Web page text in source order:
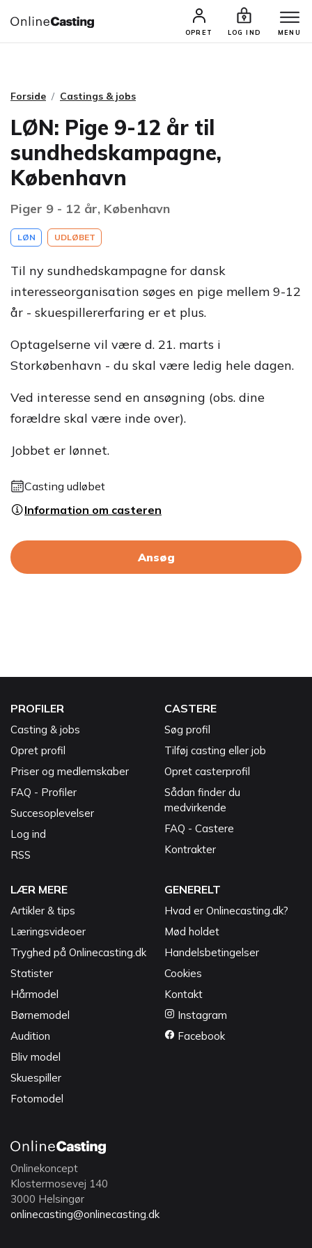
OPRET LOG IND MENU
CASTINGS & JOBS SØG PROFIL
Forside Castings & jobs
LØN: Pige 9-12 år til
sundhedskampagne,
København
Piger 9 - 12 år, København
LØN UDLØBET
Til ny sundhedskampagne for dansk
interesseorganisation søges en pige mellem 9-12
år - skuespillererfaring er et plus.
Optagelserne vil være d. 21. marts i
Storkøbenhavn - du skal være ledig hele dagen.
Ved interesse send en ansøgning (obs. dine
forældre skal være inde over).
Jobbet er lønnet.
Casting udløbet
Information om casteren
Ansøg
PROFILER
Casting & jobs
Opret profil
Priser og medlemskaber
FAQ - Profiler
Succesoplevelser
Log ind
RSS
CASTERE
Søg profil
Tilføj casting eller job
Opret casterprofil
Sådan finder du
medvirkende
FAQ - Castere
Kontrakter
LÆR MERE
Artikler & tips
Læringsvideoer
Tryghed på Onlinecasting.dk
Statister
Hårmodel
Børnemodel
Audition
Bliv model
Skuespiller
Fotomodel
GENERELT
Hvad er Onlinecasting.dk?
Mød holdet
Handelsbetingelser
Cookies
Kontakt
Instagram
Facebook
Onlinekoncept
Klostermosevej 140
3000 Helsingør
onlinecasting@onlinecasting.dk